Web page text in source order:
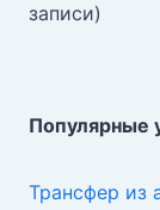
записи)
Популярные
Трансфер из